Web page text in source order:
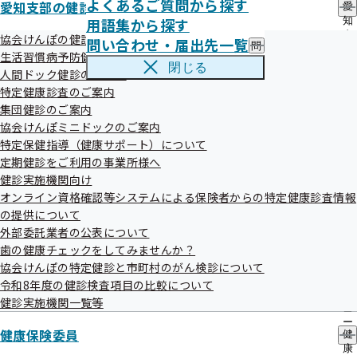
よくあるご質問から探す
用語集から探す
問い合わせ・届出先一覧 問
い
の
ュ
閉じる
愛知支部の健診・保健指導のご案内
愛
知
ご
案
ー
協会けんぽの健診事業について
生活習慣病予防健診のご案内
人間ドック健診のご案内
特定健康診査のご案内
集団健診のご案内
協会けんぽミニドックのご案内
特定保健指導（健康サポート）について
定期健診をご利用の事業所様へ
健診実施機関向け
オンライン資格確認等システムによる保険者からの特定健康診査情報
の提供について
外部委託業者の公表について
歯の健康チェックをしてみませんか？
協会けんぽの特定健診と市町村のがん検診について
令和8年度の健診検査項目の比較について
健診実施機関一覧等
健康保険委員
健
康
開催案内
令和7年度第1回愛知支部評議会を開催いた
します
標記について、次のとおり開催することとなりましたのでお
知らせいたします。
日時
令和7年7月8日(火) 13時30分開始 15時30分終了予定